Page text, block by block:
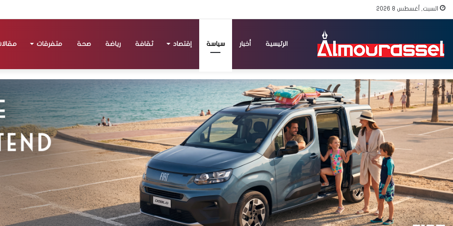
السبت, أغسطس 8 2026
الرئيسية أخبار سياسة إقتصاد ثقافة رياضة صحة متفرقات